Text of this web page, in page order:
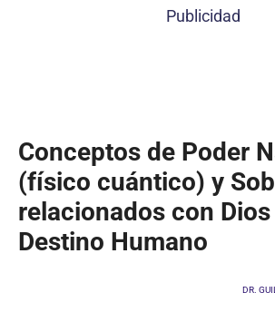
Publicidad
Conceptos de Poder
(físico cuántico) y
relacionados con Dios
Destino Humano
DR.